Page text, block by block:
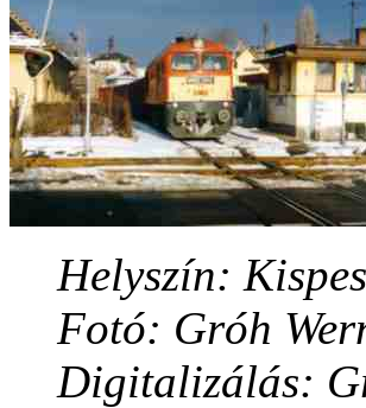
Helyszín:
Fotó: Gróh
Digitalizálás: